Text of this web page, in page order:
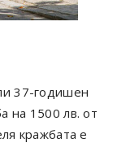
37-годишен
на 1500 лв. от
кражбата е